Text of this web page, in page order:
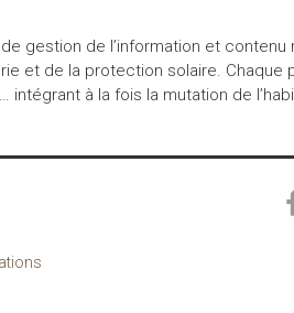
gestion de l’information et contenu
et de la protection solaire. Chaque
à la fois la mutation de